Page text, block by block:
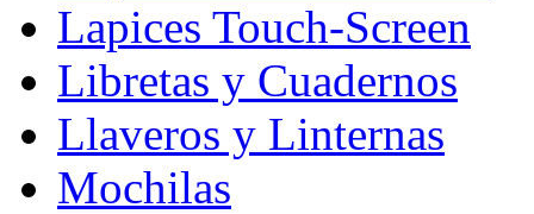
Lapices Touch-Screen
Libretas y Cuadernos
Llaveros y Linternas
Mochilas